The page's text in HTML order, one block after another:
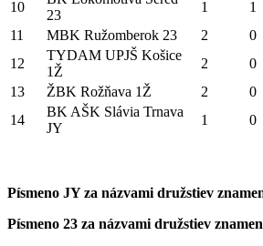
10
23
1 1
11
MBK Ružomberok 23 2 0
12
TYDAM UPJŠ Košice
1Ž
2 0
13
ŽBK Rožňava 1Ž 2 0
14
BK AŠK Slávia Trnava
JY
1 0
Písmeno JY za názvami družstiev
Písmeno 23 za názvami družstiev